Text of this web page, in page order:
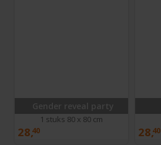
Gender reveal party
1 stuks 80 x 80 cm
28,40 28,40